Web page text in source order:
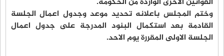
وختم المجلس باعلانه تحديد موعد وجدول اعمال الجلسة
القادمة بعد استكمال البنود المدرجة على جدول اعمال
الجلسة الاولى المقررة يوم الاحد.